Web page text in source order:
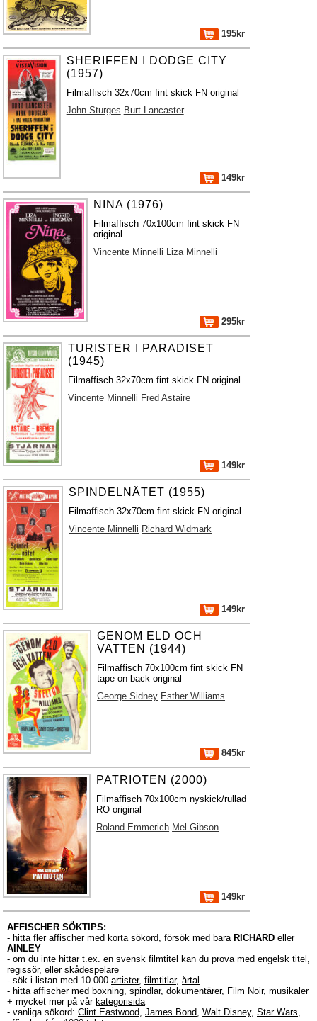
195kr
SHERIFFEN I DODGE CITY
(1957)
Filmaffisch 32x70cm fint skick FN original
John Sturges Burt Lancaster
149kr
NINA (1976)
Filmaffisch 70x100cm fint skick FN
original
Vincente Minnelli Liza Minnelli
295kr
TURISTER I PARADISET
(1945)
Filmaffisch 32x70cm fint skick FN original
Vincente Minnelli Fred Astaire
149kr
SPINDELNÄTET (1955)
Filmaffisch 32x70cm fint skick FN original
Vincente Minnelli Richard Widmark
149kr
GENOM ELD OCH
VATTEN (1944)
Filmaffisch 70x100cm fint skick FN
tape on back original
George Sidney Esther Williams
845kr
PATRIOTEN (2000)
Filmaffisch 70x100cm nyskick/rullad
RO original
Roland Emmerich Mel Gibson
149kr
AFFISCHER SÖKTIPS:
- hitta fler affischer med korta sökord, försök med bara RICHARD eller
AINLEY
- om du inte hittar t.ex. en svensk filmtitel kan du prova med engelsk titel,
regissör, eller skådespelare
- sök i listan med 10.000 artister, filmtitlar, årtal
- hitta affischer med boxning, spindlar, dokumentärer, Film Noir, musikaler
+ mycket mer på vår kategorisida
- vanliga sökord: Clint Eastwood, James Bond, Walt Disney, Star Wars,